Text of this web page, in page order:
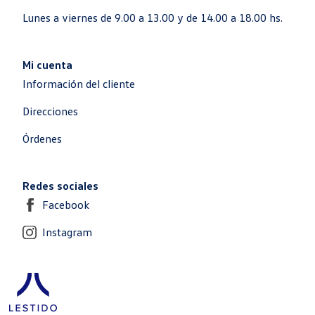
Lunes a viernes de 9.00 a 13.00 y de 14.00 a 18.00 hs.
Mi cuenta
Información del cliente
Direcciones
Órdenes
Redes sociales
Facebook
Instagram